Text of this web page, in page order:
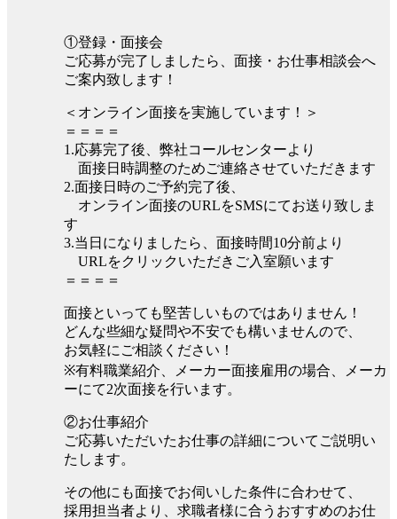
①登録・面接会
ご応募が完了しましたら、面接・お仕事相談会へ
ご案内致します！
＜オンライン面接を実施しています！＞
＝＝＝＝
1.応募完了後、弊社コールセンターより
面接日時調整のためご連絡させていただきます
2.面接日時のご予約完了後、
オンライン面接のURLをSMSにてお送り致しま
す
3.当日になりましたら、面接時間10分前より
URLをクリックいただきご入室願います
＝＝＝＝
面接といっても堅苦しいものではありません！
どんな些細な疑問や不安でも構いませんので、
お気軽にご相談ください！
※有料職業紹介、メーカー面接雇用の場合、メーカ
ーにて2次面接を行います。
②お仕事紹介
ご応募いただいたお仕事の詳細についてご説明い
たします。
その他にも面接でお伺いした条件に合わせて、
採用担当者より、求職者様に合うおすすめのお仕